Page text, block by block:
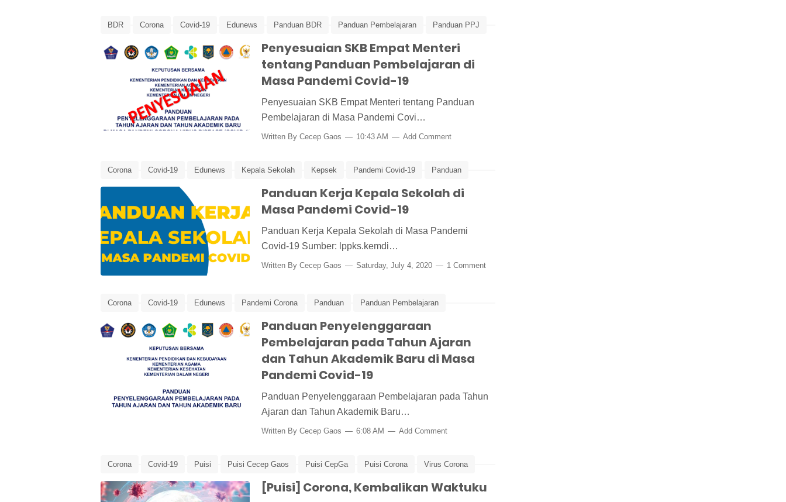
BDR Corona Covid-19 Edunews Panduan BDR Panduan Pembelajaran Panduan PPJ
PJJ
Penyesuaian SKB Empat Menteri
tentang Panduan Pembelajaran di
Masa Pandemi Covid-19
Penyesuaian SKB Empat Menteri tentang Panduan
Pembelajaran di Masa Pandemi Covi…
Written By Cecep Gaos 10:43 AM Add Comment
Corona Covid-19 Edunews Kepala Sekolah Kepsek Pandemi Covid-19 Panduan
Panduan Kerja Panduan Kerja Kepala SekolahPanduan Kerja Kepala Sekolah di
Masa Pandemi Covid-19
Panduan Kerja Kepala Sekolah di Masa Pandemi
Covid-19 Sumber: lppks.kemdi…
Written By Cecep Gaos Saturday, July 4, 2020 1 Comment
Corona Covid-19 Edunews Pandemi Corona Panduan Panduan Pembelajaran
Tahun Ajaran 2020/2021 Tahun Ajaran BaruPanduan Penyelenggaraan
Pembelajaran pada Tahun Ajaran
dan Tahun Akademik Baru di Masa
Pandemi Covid-19
Panduan Penyelenggaraan Pembelajaran pada Tahun
Ajaran dan Tahun Akademik Baru…
Written By Cecep Gaos 6:08 AM Add Comment
Corona Covid-19 Puisi Puisi Cecep Gaos Puisi CepGa Puisi Corona Virus Corona
[Puisi] Corona, Kembalikan Waktuku